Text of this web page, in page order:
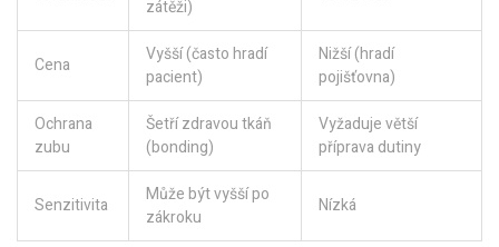
zátěži)
Cena
Vyšší (často hradí
pacient)
Nižší (hradí
pojišťovna)
Ochrana
zubu
Šetří zdravou tkáň
(bonding)
Vyžaduje větší
příprava dutiny
Senzitivita
Může být vyšší po
zákroku
Nízká